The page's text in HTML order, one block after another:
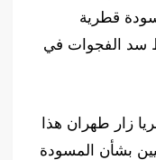
قطرية
سد الفجوات في
زار طهران هذا
بشأن المسودة